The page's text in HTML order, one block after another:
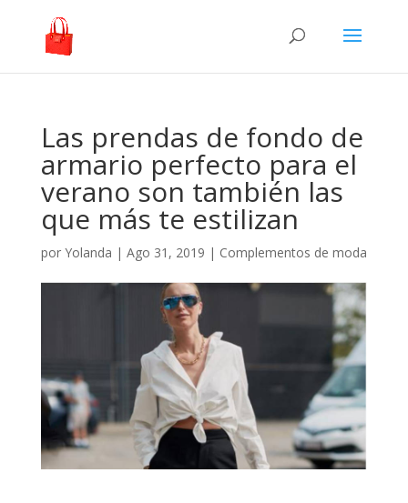
Las prendas de fondo de
armario perfecto para el
verano son también las
que más te estilizan
por Yolanda | Ago 31, 2019 | Complementos de moda